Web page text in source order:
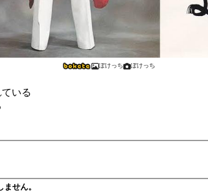
ぼけっち ぼけっち
いる
せん。